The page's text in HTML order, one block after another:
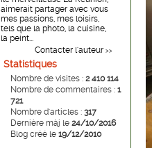
aimerait partager avec vous
mes passions, mes loisirs,
tels que la photo, la cuisine,
la peint...
Contacter l'auteur >>
Statistiques
Nombre de visites : 2 410 114
Nombre de commentaires : 1
721
Nombre d'articles : 317
Dernière màj le 24/10/2016
Blog créé le 19/12/2010